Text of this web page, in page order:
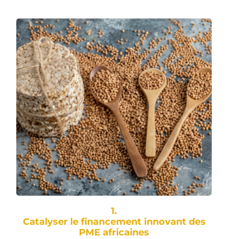
1.
Catalyser le financement innovant des
PME africaines